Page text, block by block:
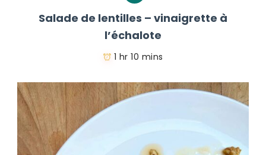
Salade de lentilles – vinaigrette à
l’échalote
1 hr 10 mins